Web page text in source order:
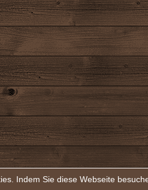
Indem Sie diese Webseite